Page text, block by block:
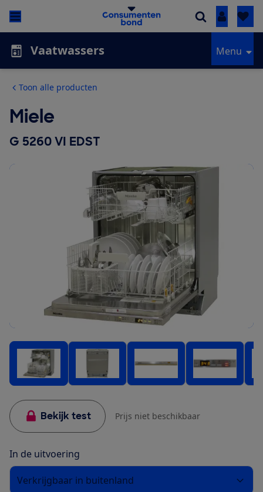
Inloggen
Vaatwassers Menu
Toon alle producten
Miele
G 5260 VI EDST
Bekijk test Prijs niet beschikbaar
In de uitvoering
Verkrijgbaar in buitenland